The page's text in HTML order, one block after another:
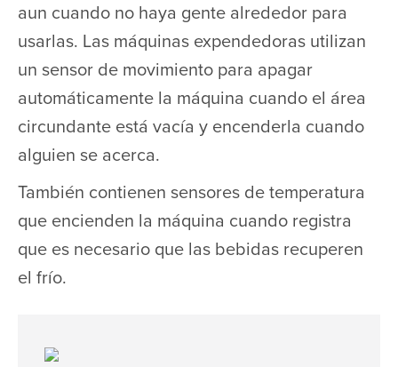
aun cuando no haya gente alrededor para
usarlas. Las máquinas expendedoras utilizan
un sensor de movimiento para apagar
automáticamente la máquina cuando el área
circundante está vacía y encenderla cuando
alguien se acerca.
También contienen sensores de temperatura
que encienden la máquina cuando registra
que es necesario que las bebidas recuperen
el frío.